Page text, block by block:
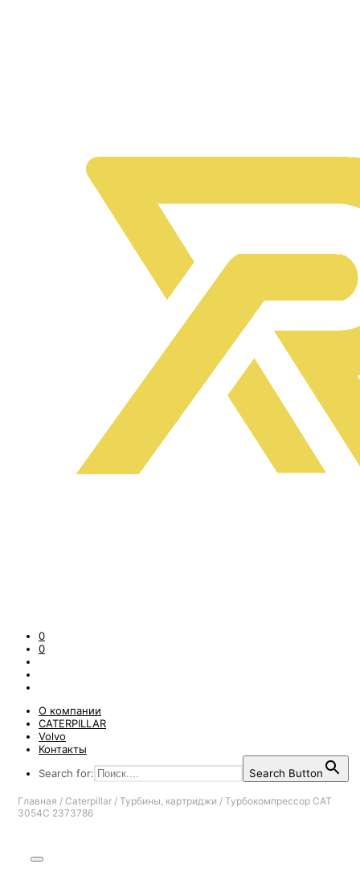
0
0
О компании
CATERPILLAR
Volvo
Контакты
Search for:
Search Button
Главная / Caterpillar / Турбины, картриджи / Турбокомпрессор CAT
3054C 2373786